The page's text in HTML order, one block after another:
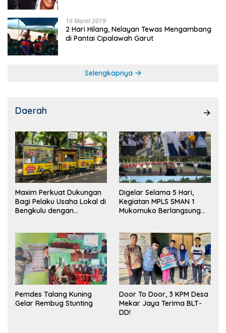
16 Maret 2019
2 Hari Hilang, Nelayan Tewas Mengambang
di Pantai Cipalawah Garut
Selengkapnya
Daerah
Maxim Perkuat Dukungan
Bagi Pelaku Usaha Lokal di
Bengkulu dengan
Pasar
Digelar Selama 5 Hari,
Kegiatan MPLS SMAN 1
Mukomuko Berlangsung
Pemdes Talang Kuning
Gelar Rembug Stunting
Door To Door, 3 KPM Desa
Mekar Jaya Terima BLT-
DD!